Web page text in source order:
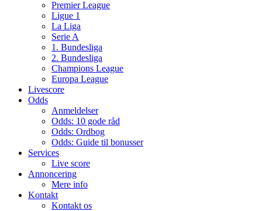
Premier League
Ligue 1
La Liga
Serie A
1. Bundesliga
2. Bundesliga
Champions League
Europa League
Livescore
Odds
Anmeldelser
Odds: 10 gode råd
Odds: Ordbog
Odds: Guide til bonusser
Services
Live score
Annoncering
Mere info
Kontakt
Kontakt os